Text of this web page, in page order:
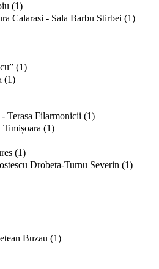
(1)
Calarasi - Sala Barbu Stirbei (1)
(1)
(1)
Terasa Filarmonicii (1)
Timișoara (1)
(1)
Drobeta-Turnu Severin (1)
Buzau (1)